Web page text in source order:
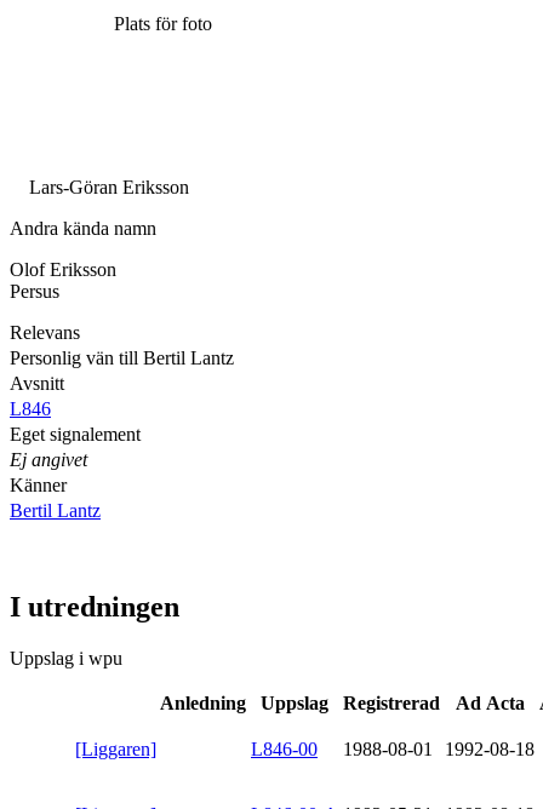
Plats för foto
Lars-Göran Eriksson
Andra kända namn
Olof Eriksson
Persus
Relevans
Personlig vän till Bertil Lantz
Avsnitt
L846
Eget signalement
Ej angivet
Känner
Bertil Lantz
I utredningen
Uppslag i wpu
Anledning Uppslag Registrerad Ad Acta
[Liggaren] L846-00 1988-08-01 1992-08-18